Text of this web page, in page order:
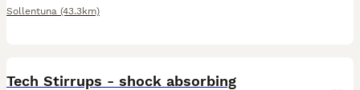
Sollentuna (43.3km)
Tech Stirrups - shock absorbing